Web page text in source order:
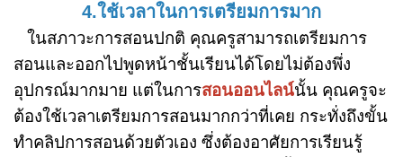
4.ใช้เวลาในการเตรียมการมาก
ในสภาวะการสอนปกติ คุณครูสามารถเตรียมการ
สอนและออกไปพูดหน้าชั้นเรียนได้โดยไม่ต้องพึ่ง
อุปกรณ์มากมาย แต่ในการสอนออนไลน์นั้น คุณครูจะ
ต้องใช้เวลาเตรียมการสอนมากกว่าที่เคย กระทั่งถึงขั้น
ทำคลิปการสอนด้วยตัวเอง ซึ่งต้องอาศัยการเรียนรู้